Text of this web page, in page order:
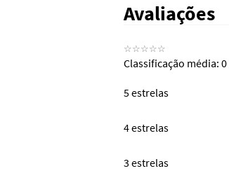
Avaliações
☆☆☆☆☆
Classificação média: 0
5 estrelas
4 estrelas
3 estrelas